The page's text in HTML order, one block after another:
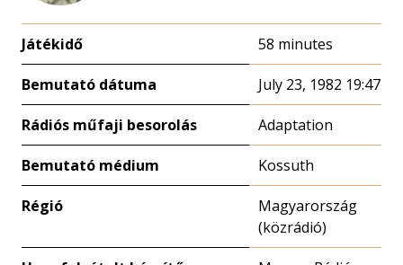
Játékidő 58 minutes
Bemutató dátuma July 23, 1982 19:47
Rádiós műfaji besorolás Adaptation
Bemutató médium Kossuth
Régió
Magyarország
(közrádió)